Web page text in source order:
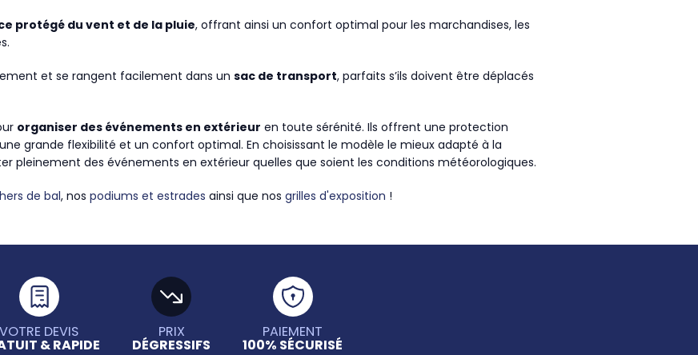
protégé du vent et de la pluie, offrant ainsi un confort optimal pour les marchandises, les
et se rangent facilement dans un sac de transport, parfaits s’ils doivent être déplacés
organiser des événements en extérieur en toute sérénité. Ils offrent une protection
grande flexibilité et un confort optimal. En choisissant le modèle le mieux adapté à la
pleinement des événements en extérieur quelles que soient les conditions météorologiques.
de bal, nos podiums et estrades ainsi que nos grilles d'exposition !
VOTRE DEVIS
& RAPIDE
PRIX
DÉGRESSIFS
PAIEMENT
100% SÉCURISÉ